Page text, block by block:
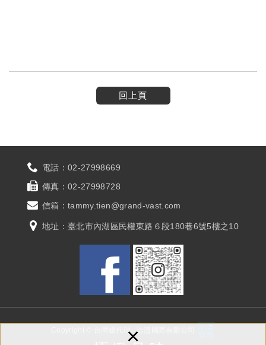
×
回上頁
電話： 02-27998669
傳真： 02-27998728
信箱： tammy.tien@grand-vast.com
地址： 臺北市內湖區民權東路６段180巷6號5樓之10
Copyright © 台灣總代理 浩灃國際有限公司